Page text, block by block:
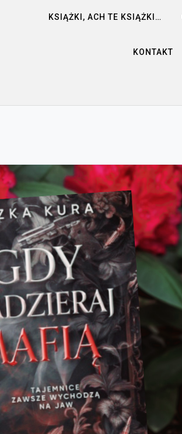
KSIĄŻKI, ACH TE KSIĄŻKI…
KONTAKT